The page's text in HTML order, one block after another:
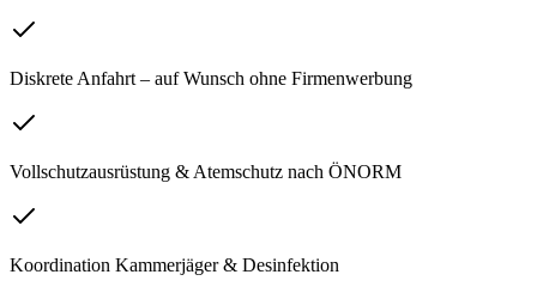
Diskrete Anfahrt – auf Wunsch ohne Firmenwerbung
Vollschutzausrüstung & Atemschutz nach ÖNORM
Koordination Kammerjäger & Desinfektion